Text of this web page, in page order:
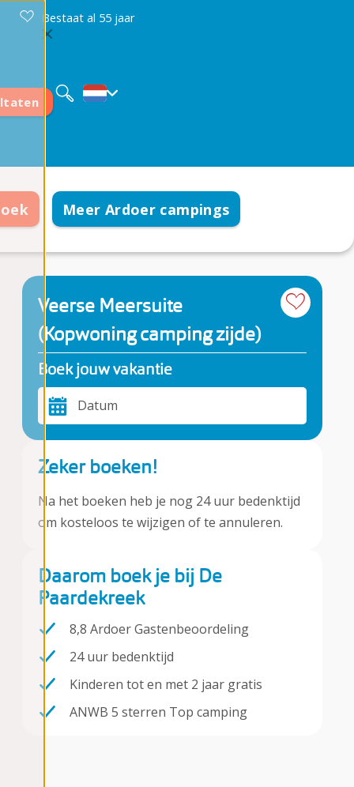
Bestaat al 55 jaar
Deutsch
Français
Meer Ardoer campings
Veerse Meersuite
(Kopwoning camping zijde)
Boek jouw vakantie
Datum
Zeker boeken!
Na het boeken heb je nog 24 uur bedenktijd
om kosteloos te wijzigen of te annuleren.
Daarom boek je bij De
Paardekreek
8,8 Ardoer Gastenbeoordeling
24 uur bedenktijd
Kinderen tot en met 2 jaar gratis
ANWB 5 sterren Top camping